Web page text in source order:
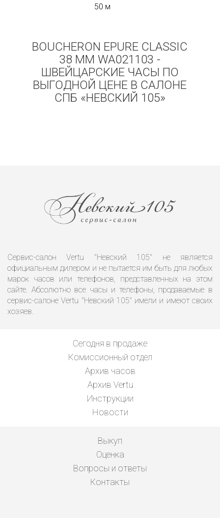
50 м
BOUCHERON EPURE CLASSIC
38 MM WA021103 -
ШВЕЙЦАРСКИЕ ЧАСЫ ПО
ВЫГОДНОЙ ЦЕНЕ В САЛОНЕ
СПБ «НЕВСКИЙ 105»
Сервис-салон Vertu "Невский 105" не является
официальным дилером и не пытается им быть для любых
марок часов или телефонов, представленных на этом
сайте. Абсолютно все часы и телефоны, продаваемые в
сервис-салоне Vertu "Невский 105" имели и имеют своих
хозяев.
Сегодня в продаже
Комиссионный отдел
Архив часов
Архив Vertu
Инструкции
Новости
Выкуп
Оценка
Вопросы и ответы
Контакты